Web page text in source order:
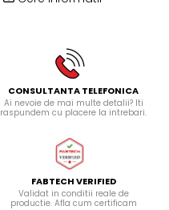
CONSULTANTA TELEFONICA
Ai nevoie de mai multe detalii? Iti
raspundem cu placere la intrebari.
FABTECH VERIFIED
Validat in conditii reale de
productie. Afla cum certificam